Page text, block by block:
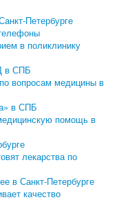
Петербурге
в поликлинику
в СПБ
вопросам медицины в
в СПБ
помощь в
лекарства по
в Санкт-Петербурге
качество